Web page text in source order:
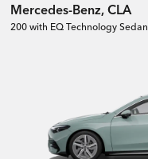
Mercedes-Benz, CLA
200 with EQ Technology Sedan